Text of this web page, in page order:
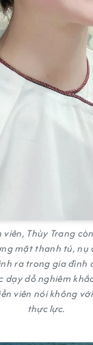
Thùy Trang
mặt thanh tú,
ra trong gia đình
dạy dỗ nghiêm
viên nói không
thực lực.